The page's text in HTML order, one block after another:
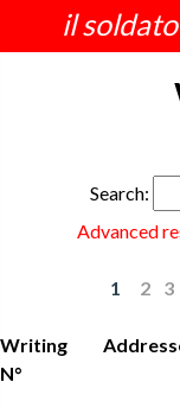
il
Search:
Advanced
1 2 3
Writing
N°